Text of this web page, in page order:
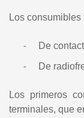
Los
- De
- De
Los primeros
terminales, que